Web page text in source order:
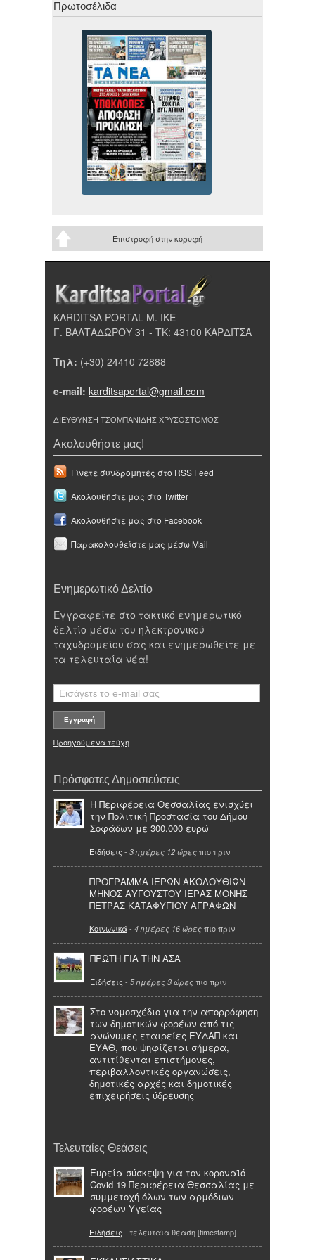
Πρωτοσέλιδα
Επιστροφή στην κορυφή
KARDITSA PORTAL Μ. ΙΚΕ
Γ. ΒΑΛΤΑΔΩΡΟΥ 31 - ΤΚ: 43100 ΚΑΡΔΙΤΣΑ
Τηλ: (+30) 24410 72888
e-mail: karditsaportal@gmail.com
ΔΙΕΥΘΥΝΣΗ ΤΣΟΜΠΑΝΙΔΗΣ ΧΡΥΣΟΣΤΟΜΟΣ
Ακολουθήστε μας!
Γίνετε συνδρομητές στο RSS Feed
Ακολουθήστε μας στο Twitter
Ακολουθήστε μας στο Facebook
Παρακολουθείστε μας μέσω Mail
Ενημερωτικό Δελτίο
Εγγραφείτε στο τακτικό ενημερωτικό
δελτίο μέσω του ηλεκτρονικού
ταχυδρομείου σας και ενημερωθείτε με
τα τελευταία νέα!
Προηγούμενα τεύχη
Πρόσφατες Δημοσιεύσεις
Η Περιφέρεια Θεσσαλίας ενισχύει
την Πολιτική Προστασία του Δήμου
Σοφάδων με 300.000 ευρώ
Ειδήσεις - 3 ημέρες 12 ώρες πιο πριν
ΠΡΟΓΡΑΜΜΑ ΙΕΡΩΝ ΑΚΟΛΟΥΘΙΩΝ
ΜΗΝΟΣ ΑΥΓΟΥΣΤΟΥ ΙΕΡΑΣ ΜΟΝΗΣ
ΠΕΤΡΑΣ ΚΑΤΑΦΥΓΙΟΥ ΑΓΡΑΦΩΝ
Κοινωνικά- 4 ημέρες 16 ώρες πιο πριν
ΠΡΩΤΗ ΓΙΑ ΤΗΝ ΑΣΑ
Ειδήσεις - 5 ημέρες 3 ώρες πιο πριν
Στο νομοσχέδιο για την απορρόφηση
των δημοτικών φορέων από τις
ανώνυμες εταιρείες ΕΥΔΑΠ και
ΕΥΑΘ, που ψηφίζεται σήμερα,
αντιτίθενται επιστήμονες,
περιβαλλοντικές οργανώσεις,
δημοτικές αρχές και δημοτικές
επιχειρήσεις ύδρευσης
Τελευταίες Θεάσεις
Ευρεία σύσκεψη για τον κοροναϊό
Covid 19 Περιφέρεια Θεσσαλίας με
συμμετοχή όλων των αρμόδιων
φορέων Υγείας
Ειδήσεις - τελευταία θέαση [timestamp]